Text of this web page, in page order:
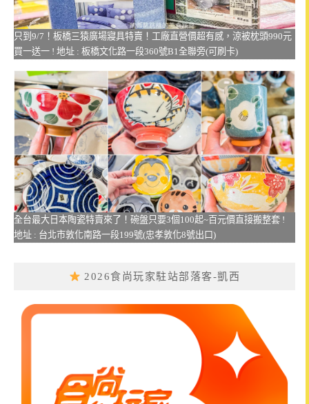
只到9/7！板橋三猿廣場寢具特賣！工廠直營價超有感，涼被枕頭990元
買一送一 ! 地址 : 板橋文化路一段360號B1全聯旁(可刷卡)
全台最大日本陶瓷特賣來了！碗盤只要3個100起~百元價直接搬整套 !
地址 : 台北市敦化南路一段199號(忠孝敦化8號出口)
2026食尚玩家駐站部落客-凱西